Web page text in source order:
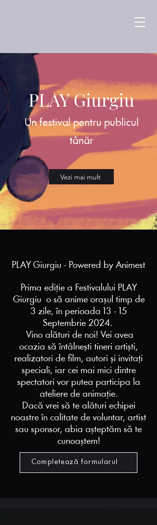
PLAY Giurgiu
Un festival pentru publicul
tânăr
Vezi mai mult
PLAY Giurgiu - Powered by Animest
Prima ediție a Festivalului PLAY
Giurgiu o să anime orașul timp de
3 zile, în perioada 13 - 15
Septembrie 2024.
Vino alături de noi! Vei avea
ocazia să întâlnești tineri artiști,
realizatori de film, autori și invitați
speciali, iar cei mai mici dintre
spectatori vor putea participa la
ateliere de animație.
Dacă vrei să te alături echipei
noastre în calitate de voluntar, artist
sau sponsor, abia așteptăm să te
cunoaștem!
Completează formularul